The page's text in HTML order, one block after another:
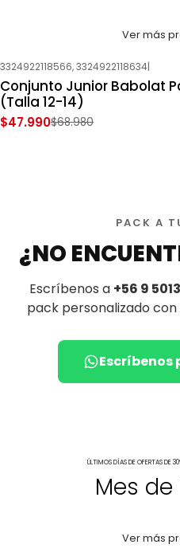
Ver más
-30%OFF
Nuevo
3324922118566, 3324922118634|
Conjunto Junior Babolat
(Talla 12-14)
$47.990$68.980
PACK A
¿NO
Escríbenos a +56 9
pack personalizado
Escríbenos
ÚLTIMOS DÍAS DE OFERTAS DE
Mes
Ver más